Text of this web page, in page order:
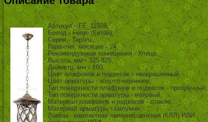
Артикул - FE_11508,
Бренд - Feron (Китай),
Серия - Тироль,
Гарантия, месяцев - 24,
Рекомендуемые помещения - Улица,
Высота, мм - 325-825,
Диаметр, мм - 180,
Цвет плафонов и подвесок - неокрашенный,
Цвет арматуры - золото черненое,
Тип поверхности плафонов и подвесок - прозрачный,
Тип поверхности арматуры - матовый,
Материал плафонов и подвесок - стекло,
Материал арматуры - силумин,
Лампы - компактная люминесцентная (КЛЛ) ИЛИ